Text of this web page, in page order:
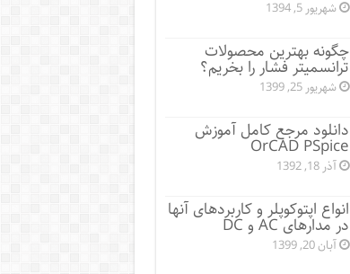
شهریور 5, 1394
چگونه بهترین محصولات
ترانسمیتر فشار را بخریم؟
شهریور 25, 1399
دانلود مرجع کامل آموزش
OrCAD PSpice
آذر 18, 1392
انواع اپتوکوپلر و کاربردهای آنها
در مدارهای AC و DC
آبان 20, 1399